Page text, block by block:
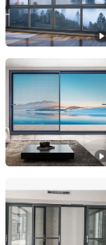
GD OVOSD Doors
Guangdong,
GD OVOSD Doors
Guangdong,